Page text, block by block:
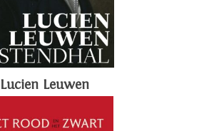
Lucien Leuwen